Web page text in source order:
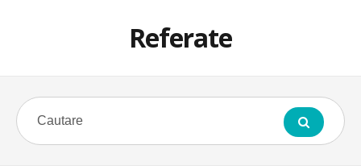
Referate